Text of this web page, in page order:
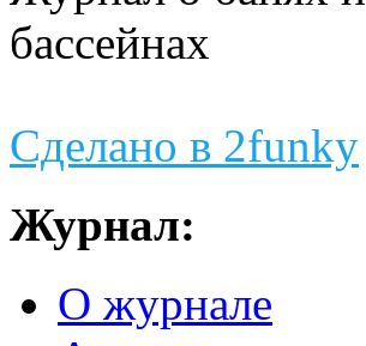
бассейнах
Сделано в 2funky
Журнал:
О журнале